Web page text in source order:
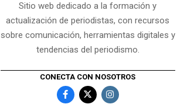
Sitio web dedicado a la formación y
actualización de periodistas, con recursos
sobre comunicación, herramientas digitales y
tendencias del periodismo.
CONECTA CON NOSOTROS